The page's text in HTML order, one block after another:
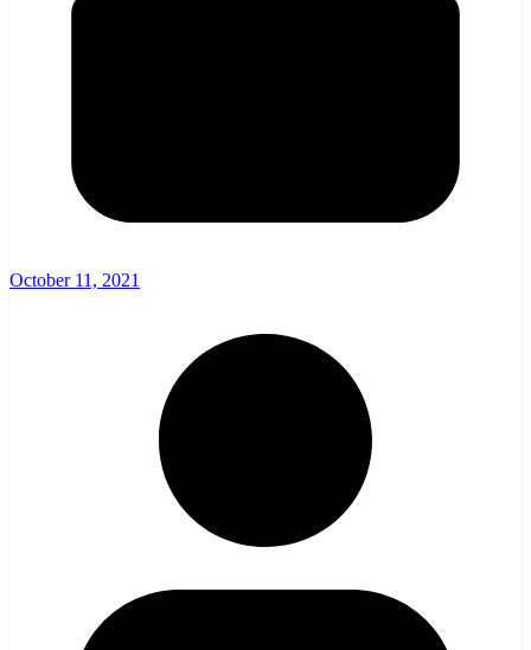
October 11, 2021